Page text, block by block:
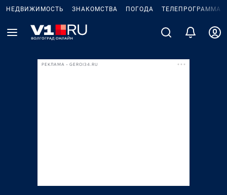
НЕДВИЖИМОСТЬ ЗНАКОМСТВА ПОГОДА ТЕЛЕПРОГРАММА
РЕКЛАМА • GEROI34.RU